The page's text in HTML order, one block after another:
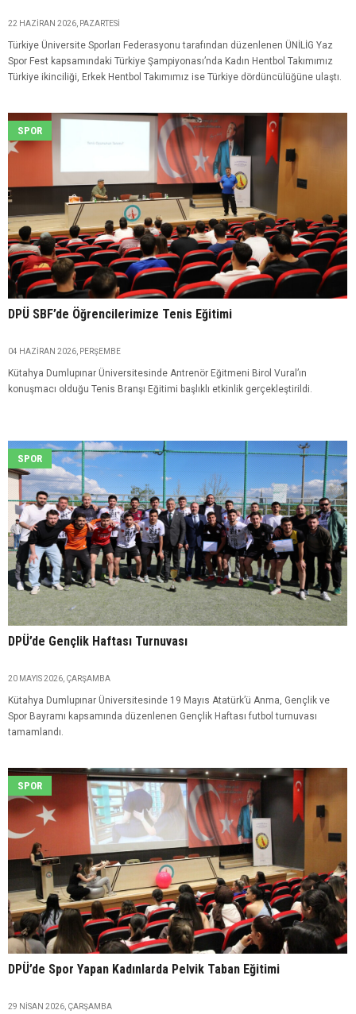
22 HAZIRAN 2026, PAZARTESI
Türkiye Üniversite Sporları Federasyonu tarafından düzenlenen ÜNİLİG Yaz
Spor Fest kapsamındaki Türkiye Şampiyonası’nda Kadın Hentbol Takımımız
Türkiye ikinciliği, Erkek Hentbol Takımımız ise Türkiye dördüncülüğüne ulaştı.
SPOR
DPÜ SBF’de Öğrencilerimize Tenis Eğitimi
04 HAZIRAN 2026, PERŞEMBE
Kütahya Dumlupınar Üniversitesinde Antrenör Eğitmeni Birol Vural’ın
konuşmacı olduğu Tenis Branşı Eğitimi başlıklı etkinlik gerçekleştirildi.
SPOR
DPÜ’de Gençlik Haftası Turnuvası
20 MAYIS 2026, ÇARŞAMBA
Kütahya Dumlupınar Üniversitesinde 19 Mayıs Atatürk’ü Anma, Gençlik ve
Spor Bayramı kapsamında düzenlenen Gençlik Haftası futbol turnuvası
tamamlandı.
SPOR
DPÜ’de Spor Yapan Kadınlarda Pelvik Taban Eğitimi
29 NISAN 2026, ÇARŞAMBA